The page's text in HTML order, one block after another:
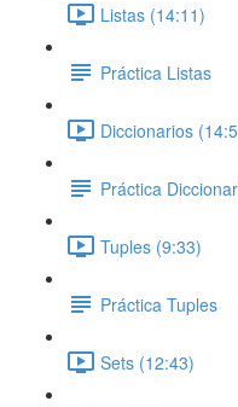
Listas (14:11)
Práctica Listas
Diccionarios
Práctica
Tuples (9:33)
Práctica Tuples
Sets (12:43)